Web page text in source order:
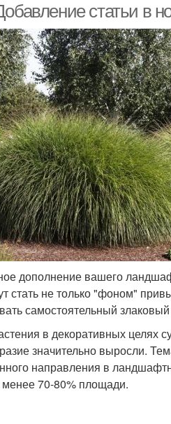
статьи в
дополнение вашего
стать не только "фоном"
самостоятельный
в декоративных целях
значительно выросли.
направления в
менее 70-80% площади.